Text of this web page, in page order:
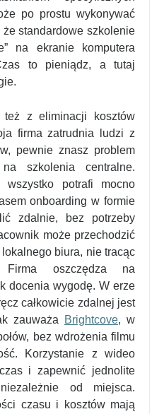
po prostu wykonywać
standardowe szkolenie
na ekranie komputera
to pieniądz, a tutaj
też z eliminacji kosztów
firma zatrudnia ludzi z
pewnie znasz problem
szkolenia centralne.
potrafi mocno
onboarding w formie
zdalnie, bez potrzeby
może przechodzić
biura, nie tracąc
oszczędza na
docenia wygodę. W erze
całkowicie zdalnej jest
zauważa
Brightcove, w
bez wdrożenia filmu
Korzystanie z wideo
i zapewnić jednolite
od miejsca​.
czasu i kosztów mają